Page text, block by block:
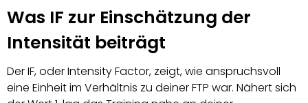
Was IF zur Einschätzung der
Intensität beiträgt
Der IF, oder Intensity Factor, zeigt, wie anspruchsvoll
eine Einheit im Verhältnis zu deiner FTP war. Nähert sich